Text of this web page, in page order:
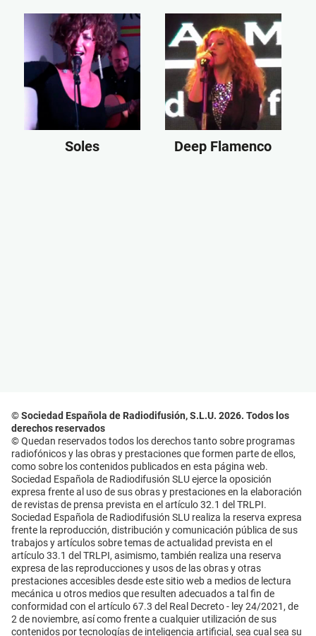
Soles Deep Flamenco
© Sociedad Española de Radiodifusión, S.L.U. 2026. Todos los
derechos reservados
© Quedan reservados todos los derechos tanto sobre programas
radiofónicos y las obras y prestaciones que formen parte de ellos,
como sobre los contenidos publicados en esta página web.
Sociedad Española de Radiodifusión SLU ejerce la oposición
expresa frente al uso de sus obras y prestaciones en la elaboración
de revistas de prensa prevista en el artículo 32.1 del TRLPI.
Sociedad Española de Radiodifusión SLU realiza la reserva expresa
frente la reproducción, distribución y comunicación pública de sus
trabajos y artículos sobre temas de actualidad prevista en el
artículo 33.1 del TRLPI, asimismo, también realiza una reserva
expresa de las reproducciones y usos de las obras y otras
prestaciones accesibles desde este sitio web a medios de lectura
mecánica u otros medios que resulten adecuados a tal fin de
conformidad con el artículo 67.3 del Real Decreto - ley 24/2021, de
2 de noviembre, así como frente a cualquier utilización de sus
contenidos por tecnologías de inteligencia artificial, sea cual sea su